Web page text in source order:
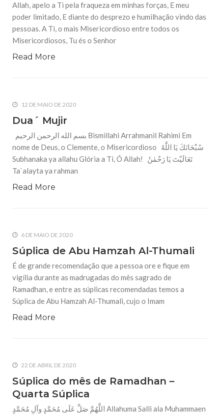
Allah, apelo a Ti pela fraqueza em minhas forças, E meu
poder limitado, E diante do desprezo e humilhação vindo das
pessoas. A Ti, o mais Misericordioso entre todos os
Misericordiosos, Tu és o Senhor
Read More
12 DE MAIO DE 2020
Dua´ Mujir
nome de Deus, o Clemente, o Misericordioso سُبْحَانَكَ يَا اللَّهُ
Subhanaka ya allahu Glória a Ti, Ó Allah! تَعَالَيْتَ يَا رَحْمٰنُ
Ta`alayta ya rahman
Read More
6 DE MAIO DE 2020
Súplica de Abu Hamzah Al-Thumali
É de grande recomendação que a pessoa ore e fique em
vigília durante as madrugadas do mês sagrado de
Ramadhan, e entre as súplicas recomendadas temos a
Súplica de Abu Hamzah Al-Thumali, cujo o Imam
Read More
22 DE ABRIL DE 2020
Súplica do mês de Ramadhan –
Quarta Súplica
اللَّهُمَّ صَلِّ عَلَى مُحَمَّدٍ وآلِ مُحَمَّدٍ Allahuma Salli ala Muhammaen